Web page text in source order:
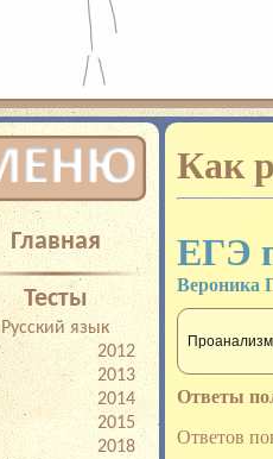
Главная
Тесты
Русский язык
2012
2013
2014
2015
2018
Как
ЕГЭ
Вероника
Ответы
Ответов